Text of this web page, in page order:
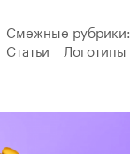
Смежные рубрики:
Статьи
Логотипы